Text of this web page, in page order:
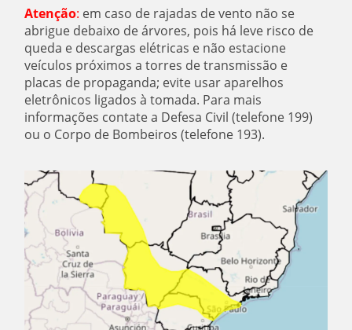
Atenção: em caso de rajadas de vento não se
abrigue debaixo de árvores, pois há leve risco de
queda e descargas elétricas e não estacione
veículos próximos a torres de transmissão e
placas de propaganda; evite usar aparelhos
eletrônicos ligados à tomada. Para mais
informações contate a Defesa Civil (telefone 199)
ou o Corpo de Bombeiros (telefone 193).